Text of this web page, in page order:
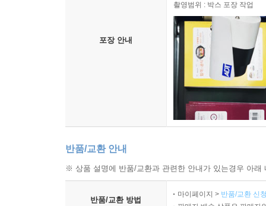
포장 안내
촬영범위 : 박스 포장 작업
반품/교환 안내
※ 상품 설명에 반품/교환과 관련한 안내가 있는경우 아
반품/교환 방법
마이페이지 > 반품/교환 신